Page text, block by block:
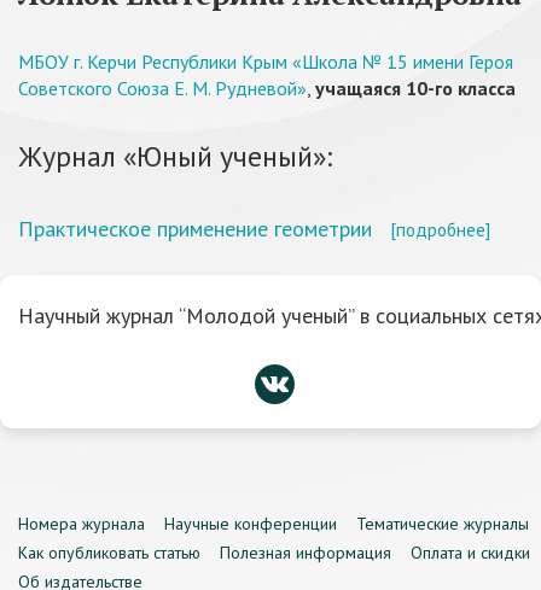
МБОУ г. Керчи Республики Крым «Школа № 15 имени Героя
Советского Союза Е. М. Рудневой», учащаяся 10-го класса
Журнал «Юный ученый»:
Практическое применение геометрии [подробнее]
Научный журнал “Молодой ученый” в социальных
Номера журнала Научные конференции
Тематические журналы
Как опубликовать статью
Полезная информация
Оплата и скидки
Об издательстве